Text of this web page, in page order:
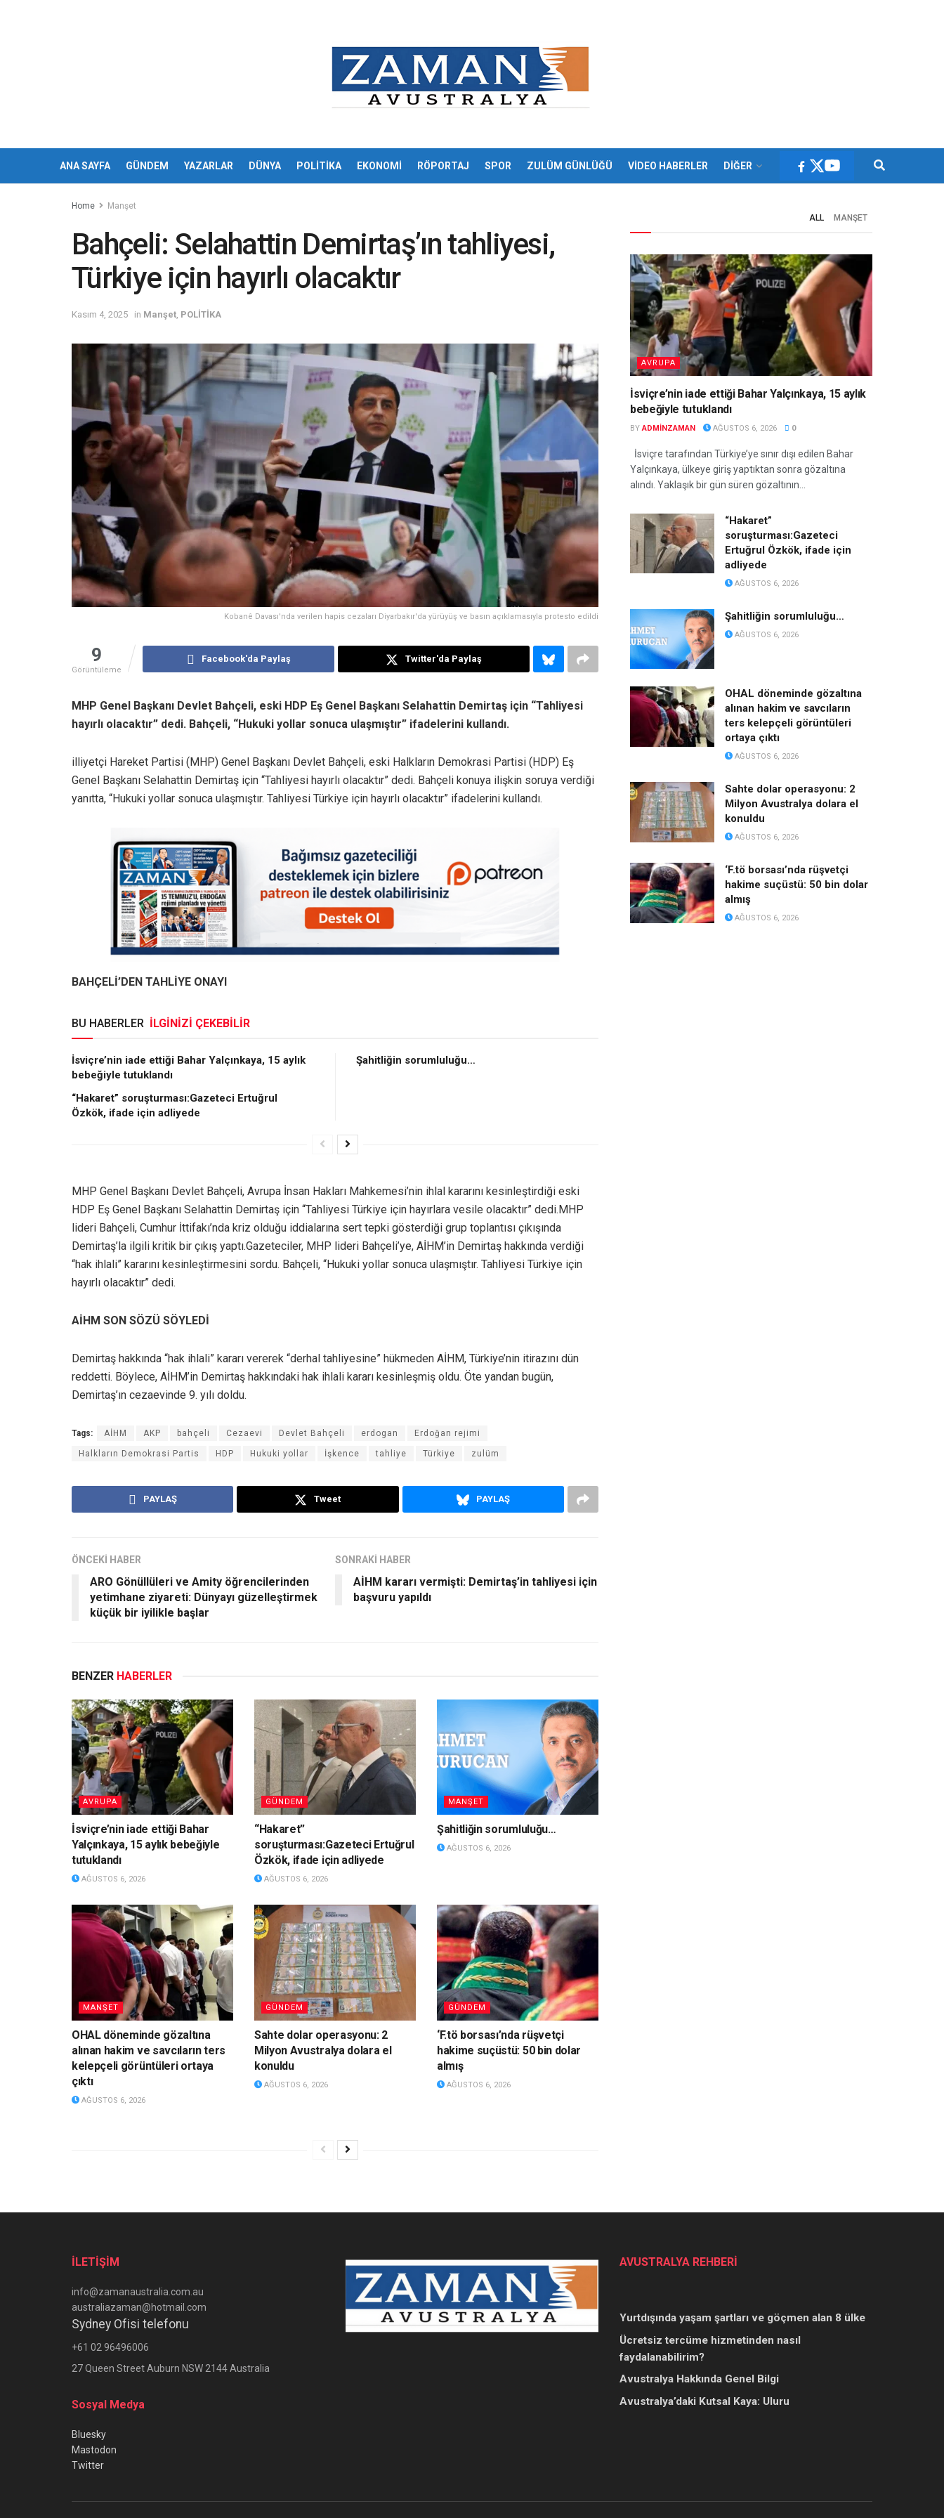
ANA SAYFA GÜNDEM YAZARLAR DÜNYA POLİTİKA EKONOMİ RÖPORTAJ SPOR ZULÜM GÜNLÜĞÜ VİDEO HABERLER DİĞER
Home Manşet
Bahçeli: Selahattin Demirtaş’ın tahliyesi,
Türkiye için hayırlı olacaktır
Kasım 4, 2025 in Manşet POLİTİKA
Kobanê Davası'nda verilen hapis cezaları Diyarbakır'da yürüyüş ve basın açıklamasıyla protesto edildi
9
Görüntüleme
Facebook'da Paylaş Twitter'da Paylaş
MHP Genel Başkanı Devlet Bahçeli, eski HDP Eş Genel Başkanı Selahattin Demirtaş için “Tahliyesi
hayırlı olacaktır” dedi. Bahçeli, “Hukuki yollar sonuca ulaşmıştır” ifadelerini kullandı.
illiyetçi Hareket Partisi (MHP) Genel Başkanı Devlet Bahçeli, eski Halkların Demokrasi Partisi (HDP) Eş
Genel Başkanı Selahattin Demirtaş için “Tahliyesi hayırlı olacaktır” dedi. Bahçeli konuya ilişkin soruya verdiği
yanıtta, “Hukuki yollar sonuca ulaşmıştır. Tahliyesi Türkiye için hayırlı olacaktır” ifadelerini kullandı.
BAHÇELİ’DEN TAHLİYE ONAYI
BU HABERLER İLGİNİZİ ÇEKEBİLİR
İsviçre’nin iade ettiği Bahar Yalçınkaya, 15 aylık
bebeğiyle tutuklandı
“Hakaret” soruşturması:Gazeteci Ertuğrul
Özkök, ifade için adliyede
Şahitliğin sorumluluğu…
MHP Genel Başkanı Devlet Bahçeli, Avrupa İnsan Hakları Mahkemesi’nin ihlal kararını kesinleştirdiği eski
HDP Eş Genel Başkanı Selahattin Demirtaş için “Tahliyesi Türkiye için hayırlara vesile olacaktır” dedi.MHP
lideri Bahçeli, Cumhur İttifakı’nda kriz olduğu iddialarına sert tepki gösterdiği grup toplantısı çıkışında
Demirtaş’la ilgili kritik bir çıkış yaptı.Gazeteciler, MHP lideri Bahçeli’ye, AİHM’in Demirtaş hakkında verdiği
“hak ihlali” kararını kesinleştirmesini sordu. Bahçeli, “Hukuki yollar sonuca ulaşmıştır. Tahliyesi Türkiye için
hayırlı olacaktır” dedi.
AİHM SON SÖZÜ SÖYLEDİ
Demirtaş hakkında “hak ihlali” kararı vererek “derhal tahliyesine” hükmeden AİHM, Türkiye’nin itirazını dün
reddetti. Böylece, AİHM’in Demirtaş hakkındaki hak ihlali kararı kesinleşmiş oldu. Öte yandan bugün,
Demirtaş’ın cezaevinde 9. yılı doldu.
Tags: AİHM AKP bahçeli Cezaevi Devlet Bahçeli erdogan Erdoğan rejimi
Halkların Demokrasi Partis HDP Hukuki yollar İşkence tahliye Türkiye zulüm
PAYLAŞ Tweet PAYLAŞ
ÖNCEKİ HABER
ARO Gönüllüleri ve Amity öğrencilerinden
yetimhane ziyareti: Dünyayı güzelleştirmek
küçük bir iyilikle başlar
SONRAKİ HABER
AİHM kararı vermişti: Demirtaş’in tahliyesi için
başvuru yapıldı
BENZER HABERLER
AVRUPA
İsviçre’nin iade ettiği Bahar
Yalçınkaya, 15 aylık bebeğiyle
tutuklandı
AĞUSTOS 6, 2026
GÜNDEM
“Hakaret”
soruşturması:Gazeteci Ertuğrul
Özkök, ifade için adliyede
AĞUSTOS 6, 2026
MANŞET
Şahitliğin sorumluluğu…
AĞUSTOS 6, 2026
MANŞET
OHAL döneminde gözaltına
alınan hakim ve savcıların ters
kelepçeli görüntüleri ortaya
çıktı
AĞUSTOS 6, 2026
GÜNDEM
Sahte dolar operasyonu: 2
Milyon Avustralya dolara el
konuldu
AĞUSTOS 6, 2026
GÜNDEM
‘F.tö borsası’nda rüşvetçi
hakime suçüstü: 50 bin dolar
almış
AĞUSTOS 6, 2026
ALL MANŞET
AVRUPA
İsviçre’nin iade ettiği Bahar Yalçınkaya, 15 aylık
bebeğiyle tutuklandı
BY ADMINZAMAN AĞUSTOS 6, 2026 0
İsviçre tarafından Türkiye’ye sınır dışı edilen Bahar
Yalçınkaya, ülkeye giriş yaptıktan sonra gözaltına
alındı. Yaklaşık bir gün süren gözaltının...
“Hakaret”
soruşturması:Gazeteci
Ertuğrul Özkök, ifade için
adliyede
AĞUSTOS 6, 2026
Şahitliğin sorumluluğu…
AĞUSTOS 6, 2026
OHAL döneminde gözaltına
alınan hakim ve savcıların
ters kelepçeli görüntüleri
ortaya çıktı
AĞUSTOS 6, 2026
Sahte dolar operasyonu: 2
Milyon Avustralya dolara el
konuldu
AĞUSTOS 6, 2026
‘F.tö borsası’nda rüşvetçi
hakime suçüstü: 50 bin dolar
almış
AĞUSTOS 6, 2026
İLETİŞİM
info@zamanaustralia.com.au
australiazaman@hotmail.com
Sydney Ofisi telefonu
+61 02 96496006
27 Queen Street Auburn NSW 2144 Australia
Sosyal Medya
Bluesky
Mastodon
Twitter
AVUSTRALYA REHBERİ
Yurtdışında yaşam şartları ve göçmen alan 8 ülke
Ücretsiz tercüme hizmetinden nasıl
faydalanabilirim?
Avustralya Hakkında Genel Bilgi
Avustralya’daki Kutsal Kaya: Uluru